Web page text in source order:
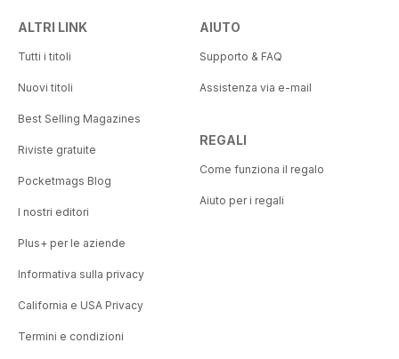
ALTRI LINK
Tutti i titoli
Nuovi titoli
Best Selling Magazines
Riviste gratuite
Pocketmags Blog
I nostri editori
Plus+ per le aziende
Informativa sulla privacy
California e USA Privacy
Termini e condizioni
AIUTO
Supporto & FAQ
Assistenza via e-mail
REGALI
Come funziona il regalo
Aiuto per i regali